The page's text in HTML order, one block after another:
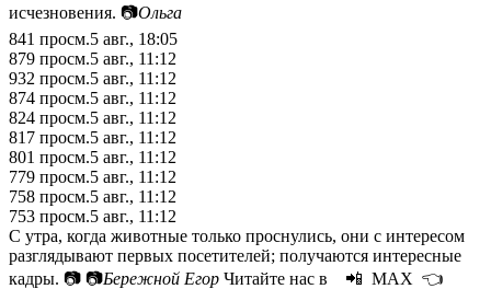
исчезновения. 📷Ольга
841 просм.5 авг., 18:05
879 просм.5 авг., 11:12
932 просм.5 авг., 11:12
874 просм.5 авг., 11:12
824 просм.5 авг., 11:12
817 просм.5 авг., 11:12
801 просм.5 авг., 11:12
779 просм.5 авг., 11:12
758 просм.5 авг., 11:12
753 просм.5 авг., 11:12
С утра, когда животные только проснулись, они с интересом
разглядывают первых посетителей; получаются интересные
кадры. 📷 📷Бережной Егор Читайте нас в 📲 МАХ 👈